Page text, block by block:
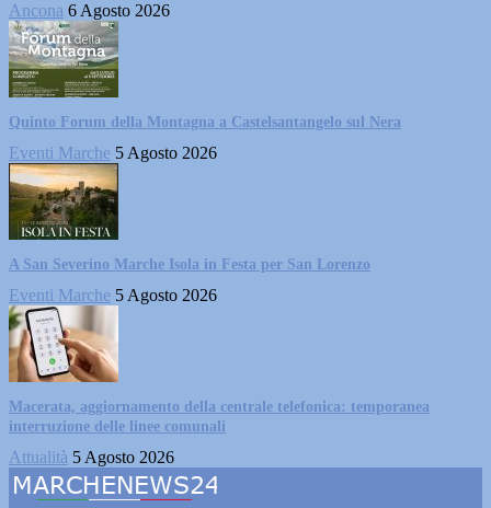
Ancona 6 Agosto 2026
Quinto Forum della Montagna a Castelsantangelo sul Nera
Eventi Marche 5 Agosto 2026
A San Severino Marche Isola in Festa per San Lorenzo
Eventi Marche 5 Agosto 2026
Macerata, aggiornamento della centrale telefonica: temporanea
interruzione delle linee comunali
Attualità 5 Agosto 2026